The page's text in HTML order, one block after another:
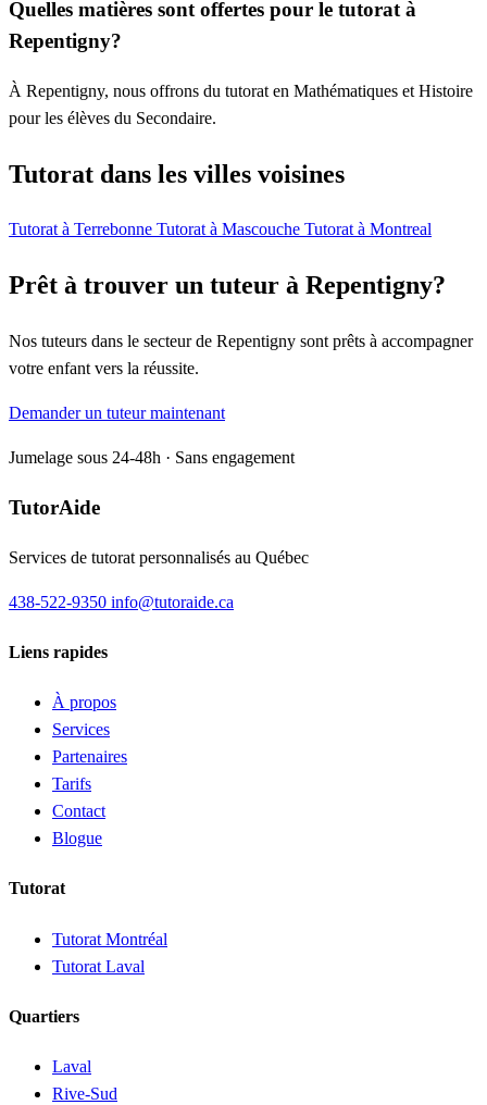
Quelles matières sont offertes pour le tutorat à
Repentigny?
À Repentigny, nous offrons du tutorat en Mathématiques et Histoire
pour les élèves du Secondaire.
Tutorat dans les villes voisines
Tutorat à Terrebonne Tutorat à Mascouche Tutorat à Montreal
Prêt à trouver un tuteur à Repentigny?
Nos tuteurs dans le secteur de Repentigny sont prêts à accompagner
votre enfant vers la réussite.
Demander un tuteur maintenant
Jumelage sous 24-48h · Sans engagement
TutorAide
Services de tutorat personnalisés au Québec
438-522-9350 info@tutoraide.ca
Liens rapides
À propos
Services
Partenaires
Tarifs
Contact
Blogue
Tutorat
Tutorat Montréal
Tutorat Laval
Quartiers
Laval
Rive-Sud